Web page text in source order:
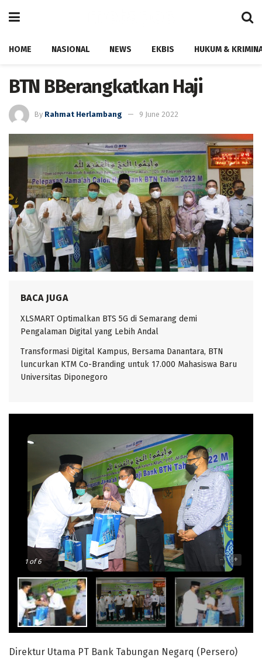
HOME NASIONAL NEWS EKBIS HUKUM &
BTN BBerangkatkan Haji
By Rahmat Herlambang 9 June 2022
BACA JUGA
XLSMART Optimalkan BTS 5G di Semarang demi
Pengalaman Digital yang Lebih Andal
Transformasi Digital Kampus, Bersama Danantara, BTN
luncurkan KTM Co-Branding untuk 17.000 Mahasiswa Baru
Universitas Diponegoro
1of 6 - +
Direktur Utama PT Bank Tabungan Negarq (Persero)